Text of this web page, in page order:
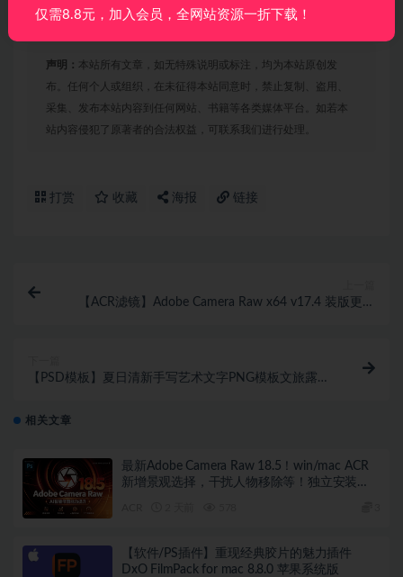
声明： 本站所有文章，如无特殊说明或标注，均为本站原创发
布。任何个人或组织，在未征得本站同意时，禁止复制、盗用、
采集、发布本站内容到任何网站、书籍等各类媒体平台。如若本
站内容侵犯了原著者的合法权益，可联系我们进行处理。
打赏 收藏 海报 链接
【ACR滤镜】Adobe Camera Raw x64 v17.4 装版更新
【PSD模板】夏日清新手写艺术文字PNG模板文旅露营
相关文章
最新Adobe Camera Raw 18.5！win/mac ACR
新增景观选择，干扰人物移除等！独立安装
【软件/PS插件】重现经典胶片的魅力插件
DxO FilmPack for mac 8.8.0 苹果系统版
仅需8.8元，加入会员，全网站资源一折下载！